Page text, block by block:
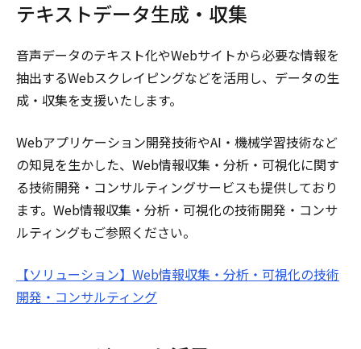
テキストデータ生成・収集
音声データのテキスト化やWebサイトから必要な情報を
抽出するWebスクレイピングなどを活用し、データの生
成・収集を支援いたします。
Webアプリケーション開発技術やAI・機械学習技術など
の知見を生かした、Web情報収集・分析・可視化に関す
る技術開発・コンサルティングサービスも提供しており
ます。Web情報収集・分析・可視化の技術開発・コンサ
ルティングもご参照ください。
【ソリューション】Web情報収集・分析・可視化の技術
開発・コンサルティング